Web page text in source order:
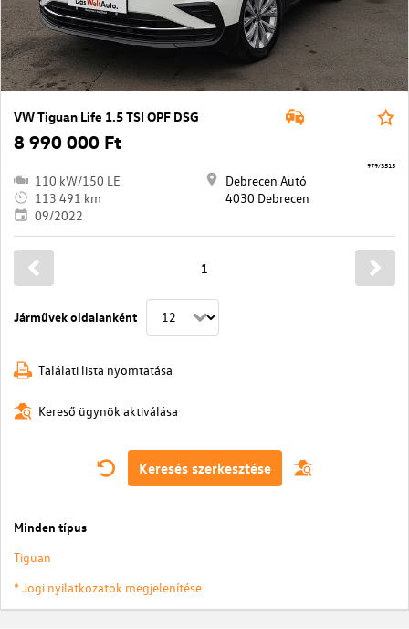
VW Tiguan Life 1.5 TSI OPF DSG
8 990 000 Ft
110 kW/150 LE
113 491 km
09/2022
Debrecen Autó
4030 Debrecen
979/3515
Járművek oldalanként
1
Találati lista nyomtatása
Kereső ügynök aktiválása
Keresés szerkesztése
Minden típus
Tiguan
* Jogi nyilatkozatok megjelenítése